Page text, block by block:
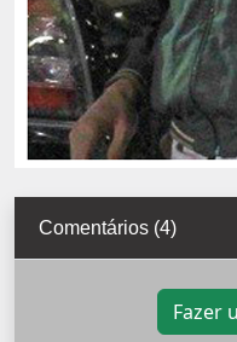
Comentários (4)
Fazer